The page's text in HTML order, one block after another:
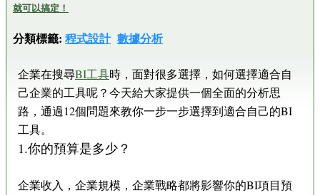
就可以搞定！
分類標籤: 程式設計 數據分析
企業在搜尋BI工具時，面對很多選擇，如何選擇適合自
己企業的工具呢？今天給大家提供一個全面的分析思
路，通過12個問題來教你一步一步選擇到適合自己的BI
工具。
1.你的預算是多少？
企業收入，企業規模，企業戰略都將影響你的BI項目預